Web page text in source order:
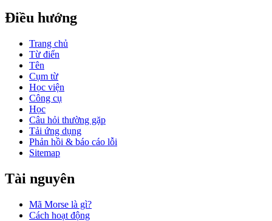
Điều hướng
Trang chủ
Từ điển
Tên
Cụm từ
Học viện
Công cụ
Học
Câu hỏi thường gặp
Tải ứng dụng
Phản hồi & báo cáo lỗi
Sitemap
Tài nguyên
Mã Morse là gì?
Cách hoạt động